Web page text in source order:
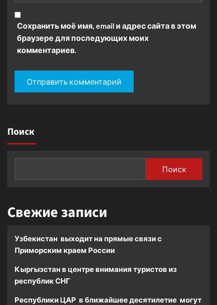
Сохранить моё имя, email и адрес сайта в этом
браузере для последующих моих
комментариев.
Поиск
Поиск
Свежие записи
Узбекистан выходит на прямые связи с
Приморским краем России
Кыргызстан в центре внимания туристов из
республик СНГ
Республики ЦАР в ближайшее десятилетие могут